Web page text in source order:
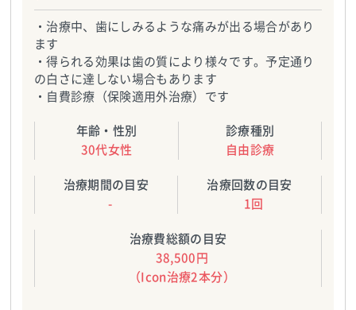
・治療中、歯にしみるような痛みが出る場合があり
ます
・得られる効果は歯の質により様々です。予定通り
の白さに達しない場合もあります
・自費診療（保険適用外治療）です
年齢・性別
30代女性
診療種別
自由診療
治療期間の目安
-
治療回数の目安
1回
治療費総額の目安
38,500円
（Icon治療2本分）